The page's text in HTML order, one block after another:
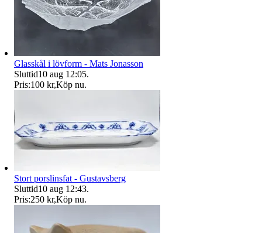
Glasskål i lövform - Mats Jonasson
Sluttid10 aug 12:05.
Pris:100 kr,Köp nu.
Stort porslinsfat - Gustavsberg
Sluttid10 aug 12:43.
Pris:250 kr,Köp nu.